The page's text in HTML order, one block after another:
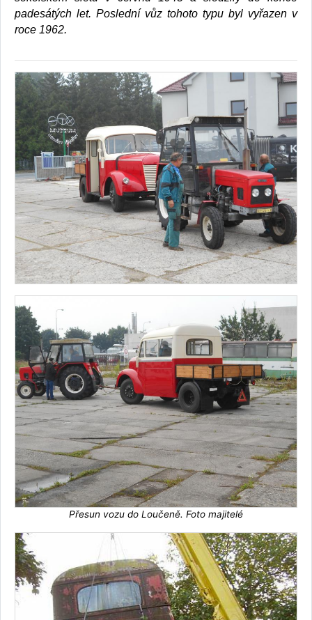
padesátých let. Poslední vůz tohoto typu byl vyřazen v
roce 1962.
Přesun vozu do Loučeně. Foto majitelé